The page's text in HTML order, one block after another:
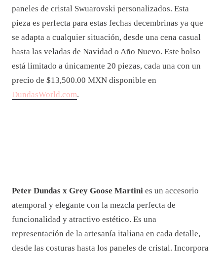
paneles de cristal Swuarovski personalizados. Esta
pieza es perfecta para estas fechas decembrinas ya que
se adapta a cualquier situación, desde una cena casual
hasta las veladas de Navidad o Año Nuevo. Este bolso
está limitado a únicamente 20 piezas, cada una con un
precio de $13,500.00 MXN disponible en
DundasWorld.com.
Peter Dundas x Grey Goose Martini es un accesorio
atemporal y elegante con la mezcla perfecta de
funcionalidad y atractivo estético. Es una
representación de la artesanía italiana en cada detalle,
desde las costuras hasta los paneles de cristal. Incorpora